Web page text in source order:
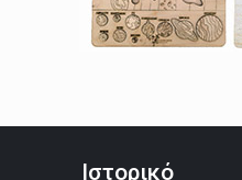
Ιστορικό